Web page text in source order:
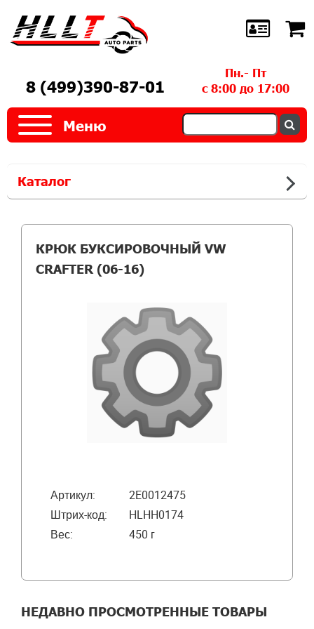
8 (499)390-87-01
Пн.- Пт
с 8:00 до 17:00
Меню
Каталог
КРЮК БУКСИРОВОЧНЫЙ VW
CRAFTER (06-16)
Артикул:
2E0012475
Штрих-код:
HLHH0174
Вес:
450 г
НЕДАВНО ПРОСМОТРЕННЫЕ ТОВАРЫ